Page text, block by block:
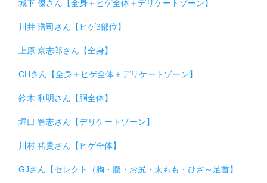
城下 傑さん【全身＋ヒゲ全体＋デリケートゾーン】
川井 浩司さん【ヒゲ3部位】
上原 京志郎さん【全身】
CHさん【全身＋ヒゲ全体＋デリケートゾーン】
鈴木 利明さん【胴全体】
堀口 智志さん【デリケートゾーン】
川村 祐貴さん【ヒゲ全体】
GJさん【セレクト（胸・腹・お尻・太もも・ひざ～足首】